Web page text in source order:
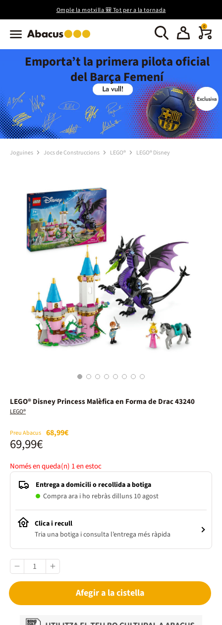
Omple la motxilla 🎒 Tot per a la tornada
0
Emporta’t la primera pilota oficial
del Barça Femení
Joguines Jocs de Construccions LEGO® LEGO® Disney
1 2 3 4 5 6 7 8
LEGO® Disney Princess Malèfica en Forma de Drac 43240
LEGO®
Preu Abacus 68,99€
69,99€
Només en queda(n) 1en estoc
Entrega a domicili o recollida a botiga
Compra ara i ho rebràs dilluns 10 agost
Clica i recull
Tria una botiga i consulta l’entrega més ràpida
Afegir a la cistella